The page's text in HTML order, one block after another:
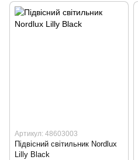
Артикул: 48603003
Підвісний світильник Nordlux
Lilly Black